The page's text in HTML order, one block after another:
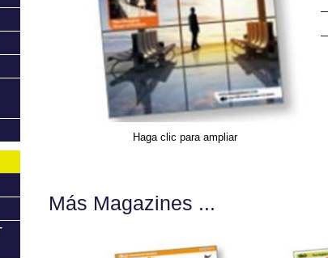
Haga clic para ampliar
Más Magazines ...